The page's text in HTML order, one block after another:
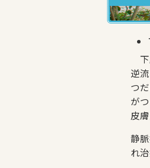
下
逆
つ
が
皮
静
れ